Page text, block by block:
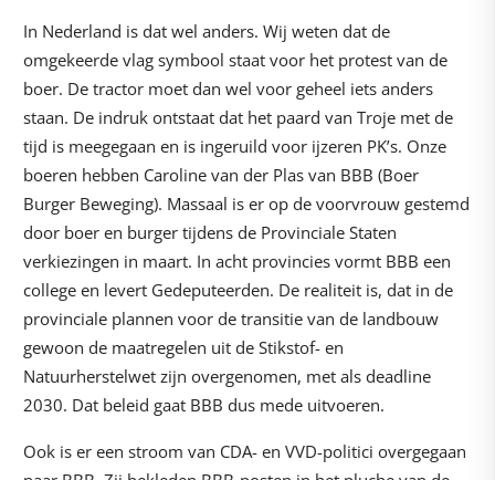
In Nederland is dat wel anders. Wij weten dat de
omgekeerde vlag symbool staat voor het protest van de
boer. De tractor moet dan wel voor geheel iets anders
staan. De indruk ontstaat dat het paard van Troje met de
tijd is meegegaan en is ingeruild voor ijzeren PK’s. Onze
boeren hebben Caroline van der Plas van BBB (Boer
Burger Beweging). Massaal is er op de voorvrouw gestemd
door boer en burger tijdens de Provinciale Staten
verkiezingen in maart. In acht provincies vormt BBB een
college en levert Gedeputeerden. De realiteit is, dat in de
provinciale plannen voor de transitie van de landbouw
gewoon de maatregelen uit de Stikstof- en
Natuurherstelwet zijn overgenomen, met als deadline
2030. Dat beleid gaat BBB dus mede uitvoeren.
Ook is er een stroom van CDA- en VVD-politici overgegaan